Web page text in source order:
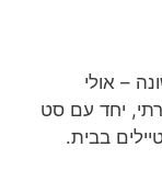
– אולי
יחד עם סט
בבית.